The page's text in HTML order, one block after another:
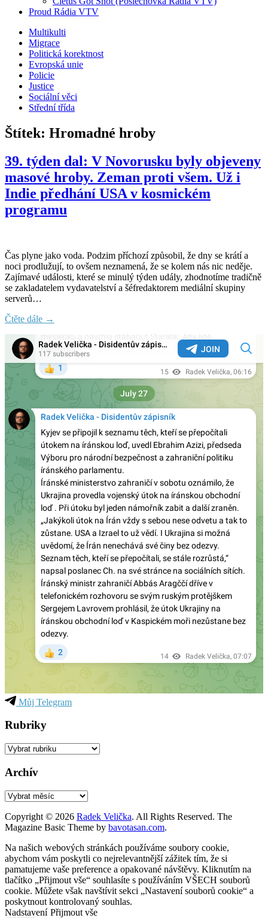
Proud Rádia VTV
Sub
menu
Multikulti
Migrace
Politická korektnost
Evropská unie
Policie
Justice
Sociální věci
Střední třída
Štítek: Hromadné hroby
39. týden dal: V Novorusku byly objeveny
masové hroby. Zeman proti všem. Už i
Indie předhání USA v kosmickém
programu
Čas plyne jako voda. Podzim příchozí způsobil, že dny se krátí a
noci prodlužují, to ovšem neznamená, že se kolem nás nic neděje.
Zajímavé události, které se minulý týden udály, zhodnotíme tradičně
se zakladatelem vydavatelství a šéfredaktorem mediální skupiny
serverů…
Čtěte dále →
Můj Telegram
Rubriky
Rubriky
Archív
Archív
Copyright © 2026 Radek Velička. All Rights Reserved. The
Magazine Basic Theme by bavotasan.com.
Na našich webových stránkách používáme soubory cookie,
abychom vám poskytli co nejrelevantnější zážitek tím, že si
pamatujeme vaše preference a opakované návštěvy. Kliknutím na
tlačítko „Přijmout vše“ souhlasíte s používáním VŠECH souborů
cookie. Můžete však navštívit sekci „Nastavení souborů cookie“ a
poskytnout kontrolovaný souhlas.
Nadstavení Přijmout vše